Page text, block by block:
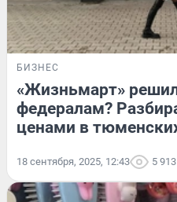
БИЗНЕС
«Жизньмарт»
федералам?
ценами в
18 сентября, 2025, 12:43 5 913